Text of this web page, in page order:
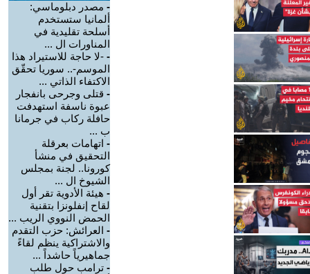
- مصدر دبلوماسي:
ألمانيا ستستخدم
أسلحة تقليدية في
المناورات ال ...
- -لا حاجة للاستيراد هذا
الموسم-.. سوريا تحقّق
الاكتفاء الذاتي ...
- قتلى وجرحى بانفجار
عبوة ناسفة استهدفت
حافلة ركاب في جرمانا
ب ...
- اتهامات بعرقلة
التحقيق في منشأ
كورونا.. لجنة بمجلس
الشيوخ ال ...
- هيئة الأدوية تقر أول
لقاح إنفلونزا بتقنية
الحمض النووي الريب ...
- العرائش: حزب التقدم
والاشتراكية ينظم لقاءً
جماهيرياً حاشداً ...
- ترامب حول طلب